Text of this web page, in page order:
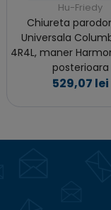
Hu-Friedy
Chiureta
Universala
4R4L, maner
posterioara
529,07 lei